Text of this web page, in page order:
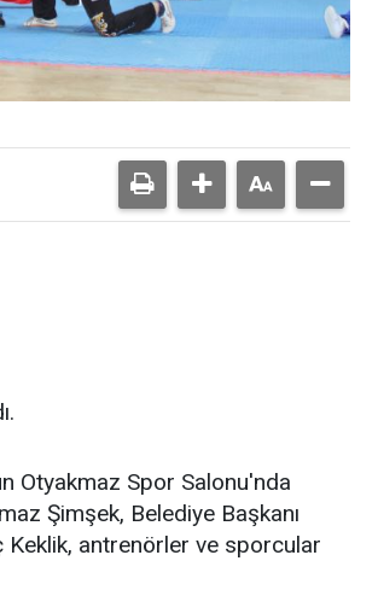
Otyakmaz Spor Salonu'nda
Şimşek, Belediye Başkanı
Keklik, antrenörler ve sporcular